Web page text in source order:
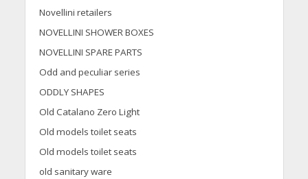
Novellini retailers
NOVELLINI SHOWER BOXES
NOVELLINI SPARE PARTS
Odd and peculiar series
ODDLY SHAPES
Old Catalano Zero Light
Old models toilet seats
Old models toilet seats
old sanitary ware